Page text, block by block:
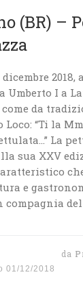
(BR) –
2018,
Umberto I a
da
Loco: “Ti la
La
sua XXV
e
compagnia del
da
01/12/2018